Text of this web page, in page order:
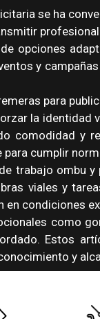
se ha
opciones
y
para
la identidad
comodidad y
cumplir
trabajo ombu
viales y
en condiciones
como
Estos
y